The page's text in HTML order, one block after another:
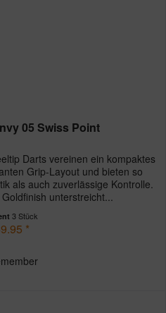
05 Swiss Point
Darts vereinen ein kompaktes
Grip-Layout und bieten so
als auch zuverlässige Kontrolle.
unterstreicht...
3 Stück
*